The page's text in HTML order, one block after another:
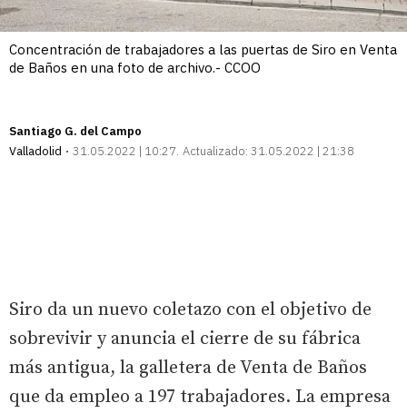
Concentración de trabajadores a las puertas de Siro en Venta
de Baños en una foto de archivo.- CCOO
Santiago G. del Campo
Valladolid
31.05.2022 | 10:27 Actualizado: 31.05.2022 | 21:38
Siro da un nuevo coletazo con el objetivo de
sobrevivir y anuncia el cierre de su fábrica
más antigua, la galletera de Venta de Baños
que da empleo a 197 trabajadores. La empresa